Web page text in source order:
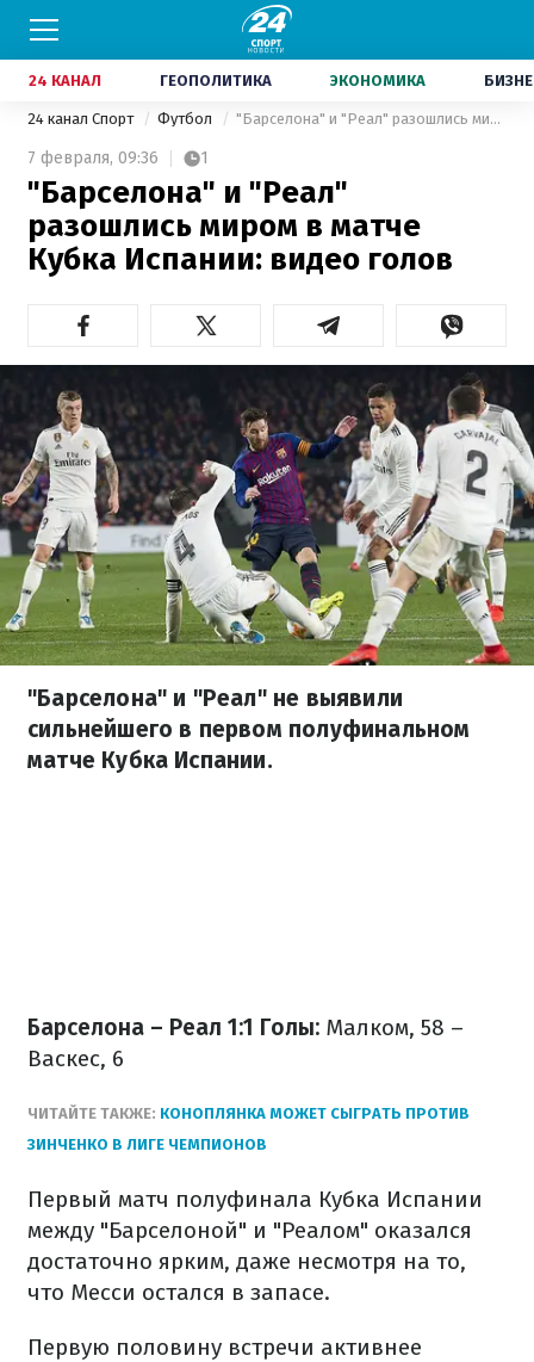
24 КАНАЛ ГЕОПОЛИТИКА ЭКОНОМИКА
24 канал Спорт Футбол "Барселона" и "Реал" разошлись миром в матче Кубка Испании: видео голов
7 февраля, 09:36 1
"Барселона" и "Реал"
разошлись миром в матче
Кубка Испании: видео голов
"Барселона" и "Реал" не выявили
сильнейшего в первом полуфинальном
матче Кубка Испании.
Барселона – Реал 1:1 Голы: Малком, 58 –
Васкес, 6
ЧИТАЙТЕ ТАКЖЕ: КОНОПЛЯНКА МОЖЕТ СЫГРАТЬ ПРОТИВ
ЗИНЧЕНКО В ЛИГЕ ЧЕМПИОНОВ
Первый матч полуфинала Кубка Испании
между "Барселоной" и "Реалом" оказался
достаточно ярким, даже несмотря на то,
что Месси остался в запасе.
Первую половину встречи активнее